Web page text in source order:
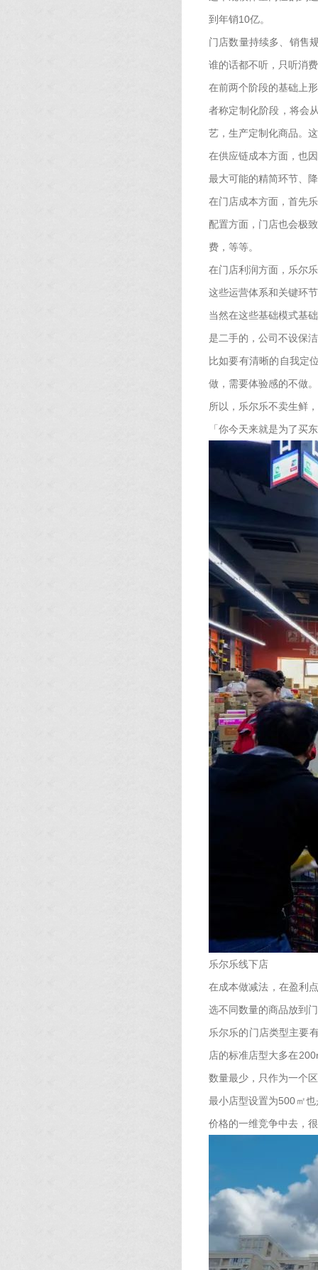
到年销10亿。
门店数量持续多、销售
谁的话都不听，只听消
在前两个阶段的基础上
者称定制化阶段，将会
艺，生产定制化商品。
在供应链成本方面，也
最大可能的精简环节、
在门店成本方面，首先
配置方面，门店也会极
费，等等。
在门店利润方面，乐尔
这些运营体系和关键环
当然在这些基础模式基
是二手的，公司不设保
比如要有清晰的自我定
做，需要体验感的不做。
所以，乐尔乐不卖生鲜
「你今天来就是为了买
乐尔乐线下店
在成本做减法，在盈利
选不同数量的商品放到
乐尔乐的门店类型主要
店的标准店型大多在
数量最少，只作为一个
最小店型设置为500㎡
价格的一维竞争中去，